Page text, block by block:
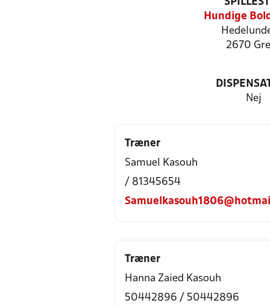
Hundige
2670
Nej
Træner
Samuel Kasouh
/ 81345654
Træner
Hanna Zaied Kasouh
50442896 / 50442896